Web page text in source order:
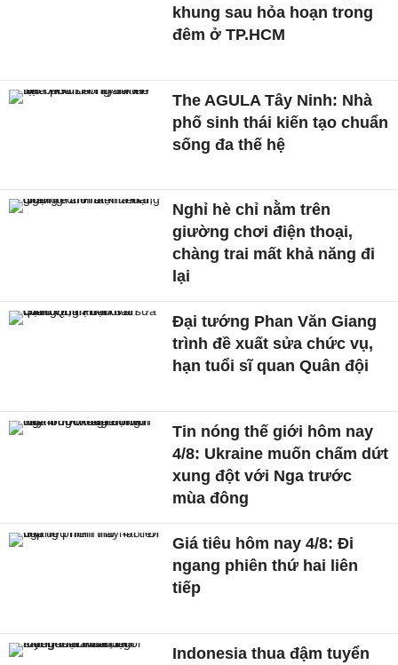
khung sau hỏa hoạn trong
đêm ở TP.HCM
The AGULA Tây Ninh: Nhà
phố sinh thái kiến tạo chuẩn
sống đa thế hệ
Nghỉ hè chỉ nằm trên
giường chơi điện thoại,
chàng trai mất khả năng đi
lại
Đại tướng Phan Văn Giang
trình đề xuất sửa chức vụ,
hạn tuổi sĩ quan Quân đội
Tin nóng thế giới hôm nay
4/8: Ukraine muốn chấm dứt
xung đột với Nga trước
mùa đông
Giá tiêu hôm nay 4/8: Đi
ngang phiên thứ hai liên
tiếp
Indonesia thua đậm tuyển